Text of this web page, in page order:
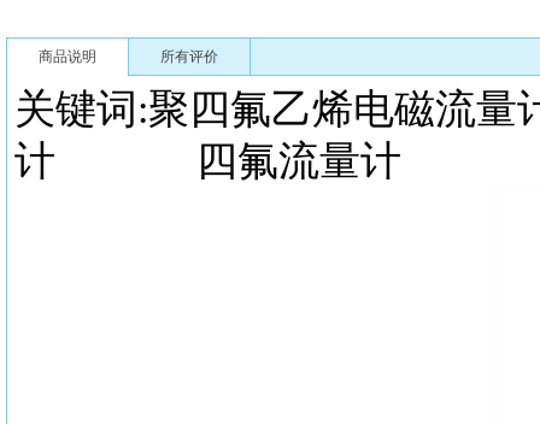
商品说明 所有评价
关键词:聚四氟乙烯电磁
计 四氟流量计